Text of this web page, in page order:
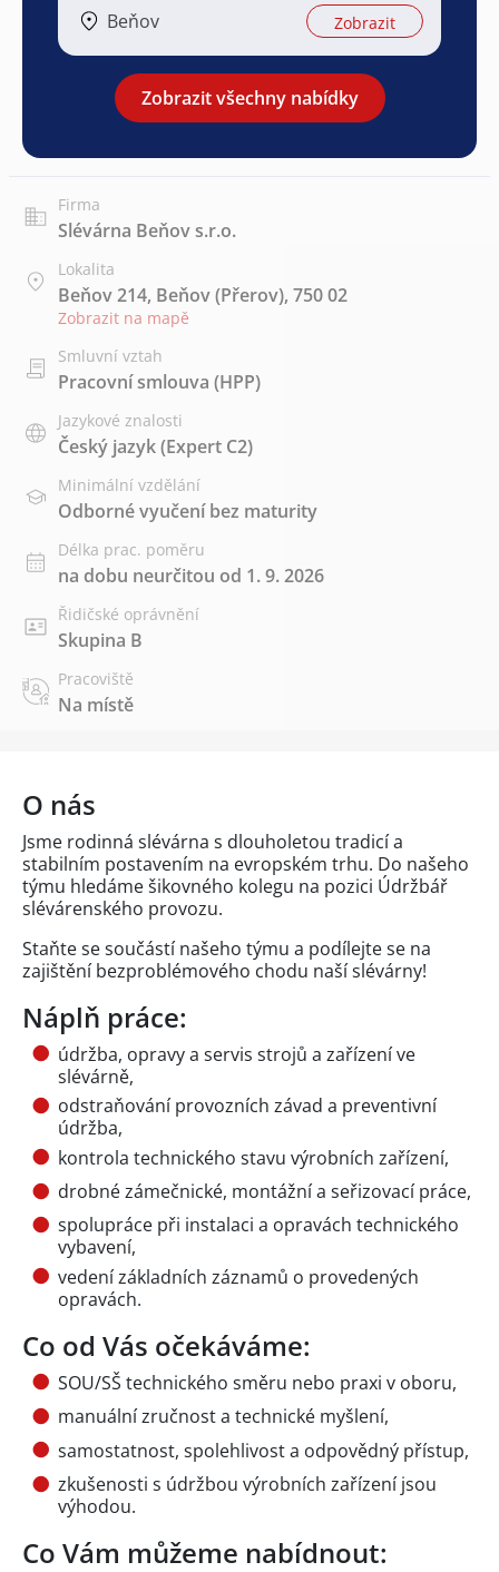
Beňov Zobrazit
Zobrazit všechny nabídky
Firma
Slévárna Beňov s.r.o.
Lokalita
Beňov 214, Beňov (Přerov), 750 02
Zobrazit na mapě
Smluvní vztah
Pracovní smlouva (HPP)
Jazykové znalosti
Český jazyk(Expert C2)
Minimální vzdělání
Odborné vyučení bez maturity
Délka prac. poměru
na dobu neurčitou od 1. 9. 2026
Řidičské oprávnění
Skupina B
Pracoviště
Na místě
O nás
Jsme rodinná slévárna s dlouholetou tradicí a
stabilním postavením na evropském trhu. Do našeho
týmu hledáme šikovného kolegu na pozici Údržbář
slévárenského provozu.
Staňte se součástí našeho týmu a podílejte se na
zajištění bezproblémového chodu naší slévárny!
Náplň práce:
údržba, opravy a servis strojů a zařízení ve
slévárně,
odstraňování provozních závad a preventivní
údržba,
kontrola technického stavu výrobních zařízení,
drobné zámečnické, montážní a seřizovací práce,
spolupráce při instalaci a opravách technického
vybavení,
vedení základních záznamů o provedených
opravách.
Co od Vás očekáváme:
SOU/SŠ technického směru nebo praxi v oboru,
manuální zručnost a technické myšlení,
samostatnost, spolehlivost a odpovědný přístup,
zkušenosti s údržbou výrobních zařízení jsou
výhodou.
Co Vám můžeme nabídnout: